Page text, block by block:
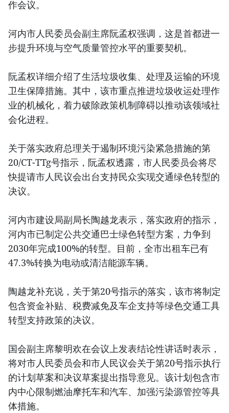
作会议。
河内市人民委员会副主席阮孟权强调，这是首都进一
步提升环境与空气质量管控水平的重要契机。
阮孟权详细介绍了生活垃圾收集、处理及运输的环境
卫生保障措施。其中，该市重点推进垃圾收运处理作
业的机械化，着力破除政策机制障碍以推动该领域社
会化进程。
关于落实政府总理关于遏制环境污染紧急措施的第
20/CT-TTg号指示，阮孟权透露，市人民委员会将尽
快提请市人民议会出台支持民众实现交通绿色转型的
决议。
河内市建设局副局长陶越龙表示，落实政府的指示，
河内市已制定公共交通巴士绿色转型方案，力争到
2030年完成100%的转型。目前，全市出租车已有
47.3%转换为电动或清洁能源车辆。
陶越龙补充说，关于第20号指示的落实，该市将制定
包含资金补贴、税费减免及车企支持等绿色交通工具
转型支持政策的决议。
国会副主席黎明欢在会议上发表结论性讲话时表示，
将对市人民委员会和市人民议会关于第20号指示执行
的计划草案和决议草案提出指导意见。该计划包含市
内中心限制燃油摩托车和汽车、加强污染源管控等具
体措施。